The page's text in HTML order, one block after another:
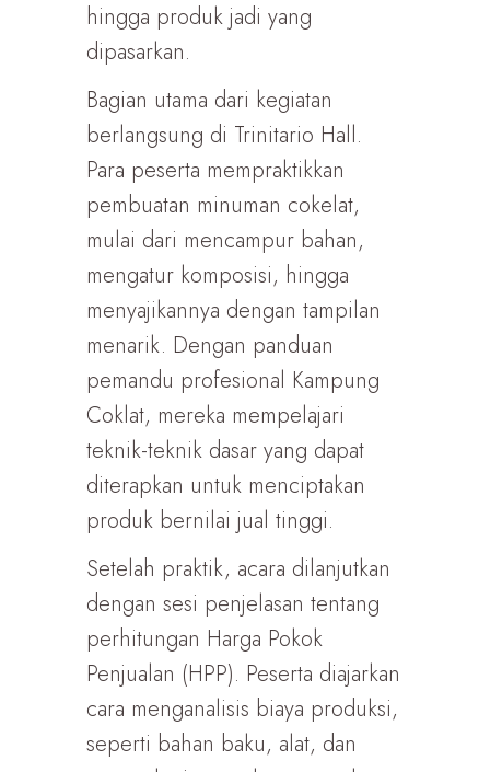
hingga produk jadi yang
dipasarkan.
Bagian utama dari kegiatan
berlangsung di Trinitario Hall.
Para peserta mempraktikkan
pembuatan minuman cokelat,
mulai dari mencampur bahan,
mengatur komposisi, hingga
menyajikannya dengan tampilan
menarik. Dengan panduan
pemandu profesional Kampung
Coklat, mereka mempelajari
teknik-teknik dasar yang dapat
diterapkan untuk menciptakan
produk bernilai jual tinggi.
Setelah praktik, acara dilanjutkan
dengan sesi penjelasan tentang
perhitungan Harga Pokok
Penjualan (HPP). Peserta diajarkan
cara menganalisis biaya produksi,
seperti bahan baku, alat, dan